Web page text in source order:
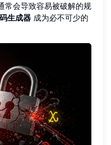
常会导致容易被破解的规
生成器 成为必不可少的